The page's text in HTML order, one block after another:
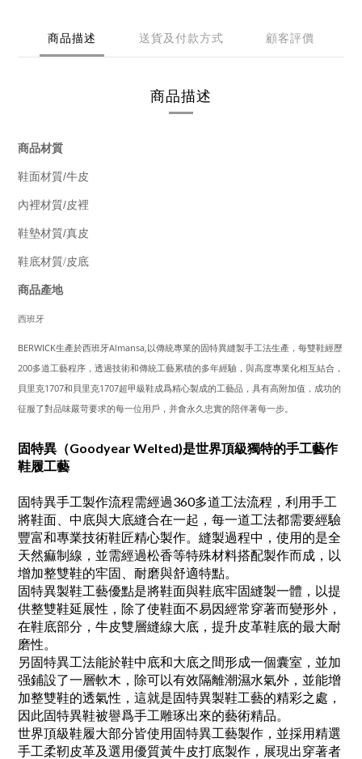
商品描述 送貨及付款方式 顧客評價
商品描述
商品材質
鞋面材質/牛皮
內裡材質/皮裡
鞋墊材質/真皮
鞋底材質/皮底
商品產地
西班牙
BERWICK生產於西班牙Almansa,以傳統專業的固特異縫製手工法生產，每雙鞋經歷
200多道工藝程序，透過技術和傳統工藝累積的多年經驗，與高度專業化相互結合，
貝里克1707和貝里克1707超甲級鞋成爲精心製成的工藝品，具有高附加值，成功的
征服了對品味嚴苛要求的每一位用戶，并會永久忠實的陪伴著每一步。
固特異（Goodyear Welted)是世界頂級獨特的手工藝作
鞋履工藝
固特異手工製作流程需經過360多道工法流程，利用手工
將鞋面、中底與大底縫合在一起，每一道工法都需要經驗
豐富和專業技術鞋匠精心製作。縫製過程中，使用的是全
天然痲制線，並需經過松香等特殊材料搭配製作而成，以
增加整雙鞋的牢固、耐磨與舒適特點。
固特異製鞋工藝優點是將鞋面與鞋底牢固縫製一體，以提
供整雙鞋延展性，除了使鞋面不易因經常穿著而變形外，
在鞋底部分，牛皮雙層縫線大底，提升皮革鞋底的最大耐
磨性。
另固特異工法能於鞋中底和大底之間形成一個囊室，並加
强鋪設了一層軟木，除可以有效隔離潮濕水氣外，並能增
加整雙鞋的透氣性，這就是固特異製鞋工藝的精彩之處，
因此固特異鞋被譽爲手工雕琢出來的藝術精品。
世界頂級鞋履大部分皆使用固特異工藝製作，並採用精選
手工柔靭皮革及選用優質黃牛皮打底製作，展現出穿著者